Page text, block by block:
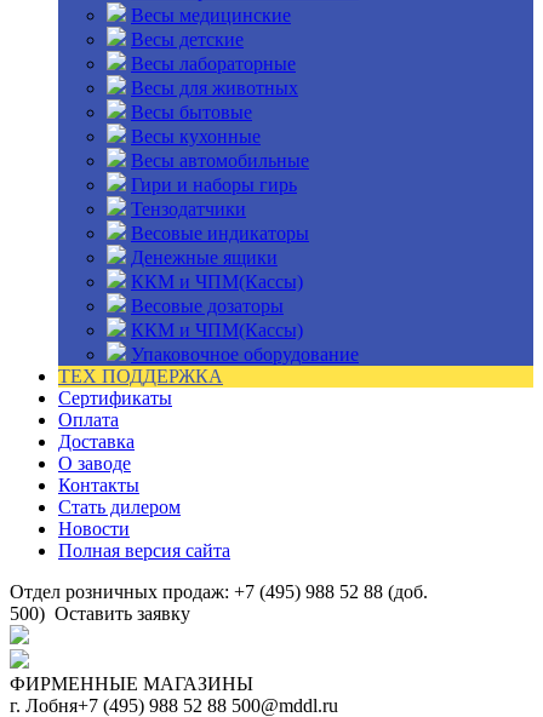
Весы медицинские
Весы детские
Весы лабораторные
Весы для животных
Весы бытовые
Весы кухонные
Весы автомобильные
Гири и наборы гирь
Тензодатчики
Весовые индикаторы
Денежные ящики
ККМ и ЧПМ(Кассы)
Весовые дозаторы
ККМ и ЧПМ(Кассы)
Упаковочное оборудование
ТЕХ ПОДДЕРЖКА
Сертификаты
Оплата
Доставка
О заводе
Контакты
Стать дилером
Новости
Полная версия сайта
Отдел розничных продаж: +7 (495) 988 52 88 (доб.
500) Оставить заявку
ФИРМЕННЫЕ МАГАЗИНЫ
г. Лобня+7 (495) 988 52 88 500@mddl.ru